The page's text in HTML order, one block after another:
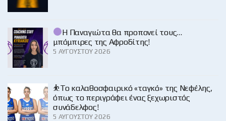
Η Παναγιώτα θα προπονεί τους…
μπόμπιρες της Αφροδίτης!
5 ΑΥΓΟΎΣΤΟΥ 2026
⛹️‍Το καλαθοσφαιρικό «ταγκό» της Νεφέλης,
όπως το περιγράφει ένας ξεχωριστός
συνάδελφος!
5 ΑΥΓΟΎΣΤΟΥ 2026